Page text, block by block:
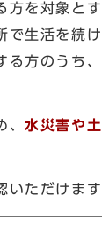
を対象とす
生活を続
方のうち
、水災害や
ただけます